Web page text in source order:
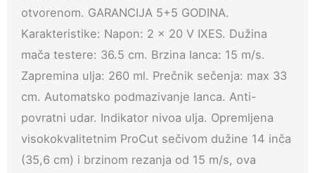
otvorenom. GARANCIJA 5+5 GODINA.
Karakteristike: Napon: 2 x 20 V IXES. Dužina
mača testere: 36.5 cm. Brzina lanca: 15 m/s.
Zapremina ulja: 260 ml. Prečnik sečenja: max 33
cm. Automatsko podmazivanje lanca. Anti-
povratni udar. Indikator nivoa ulja. Opremljena
visokokvalitetnim ProCut sečivom dužine 14 inča
(35,6 cm) i brzinom rezanja od 15 m/s, ova